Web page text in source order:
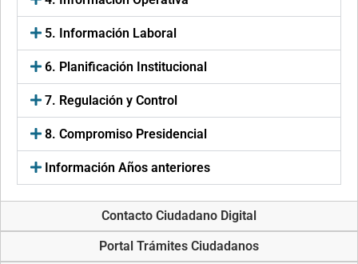
5. Información Laboral
6. Planificación Institucional
7. Regulación y Control
8. Compromiso Presidencial
Información Años anteriores
Contacto Ciudadano Digital
Portal Trámites Ciudadanos